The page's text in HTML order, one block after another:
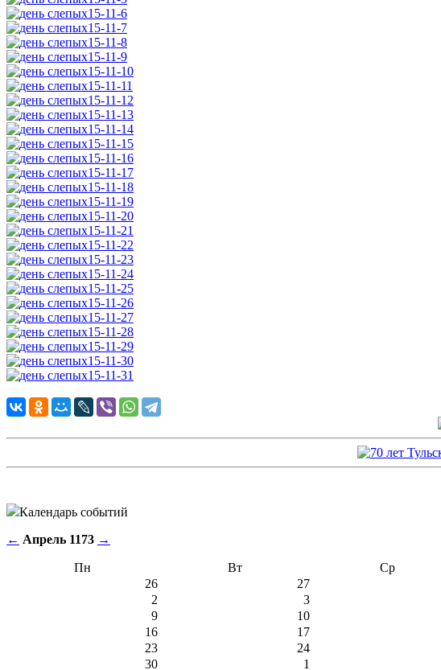
Календарь событий
← Апрель 1173 →
Пн Вт Ср
26
27
2
3
9
10
16
17
23
24
30
1